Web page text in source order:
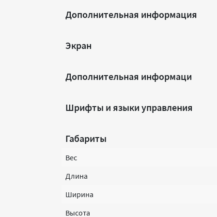
Дополнительная информация
Экран
Дополнительная информаци
Шрифты и языки управления
Габариты
Вес
Длина
Ширина
Высота